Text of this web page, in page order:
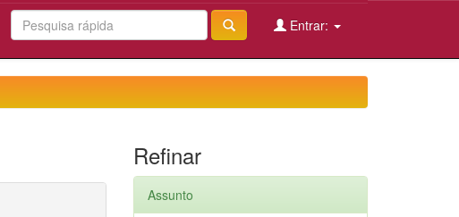
Entrar:
Refinar
Assunto